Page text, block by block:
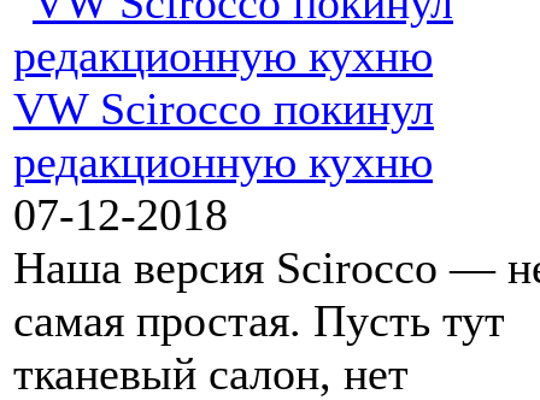
VW Scirocco покинул
редакционную кухню
07-12-2018
Наша версия Scirocco —
самая простая. Пусть тут
тканевый салон, нет